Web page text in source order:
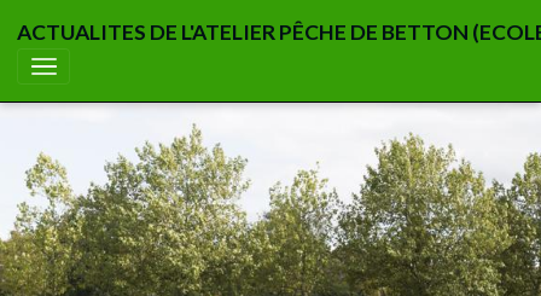
ACTUALITES DE L'ATELIER PÊCHE DE BETTON